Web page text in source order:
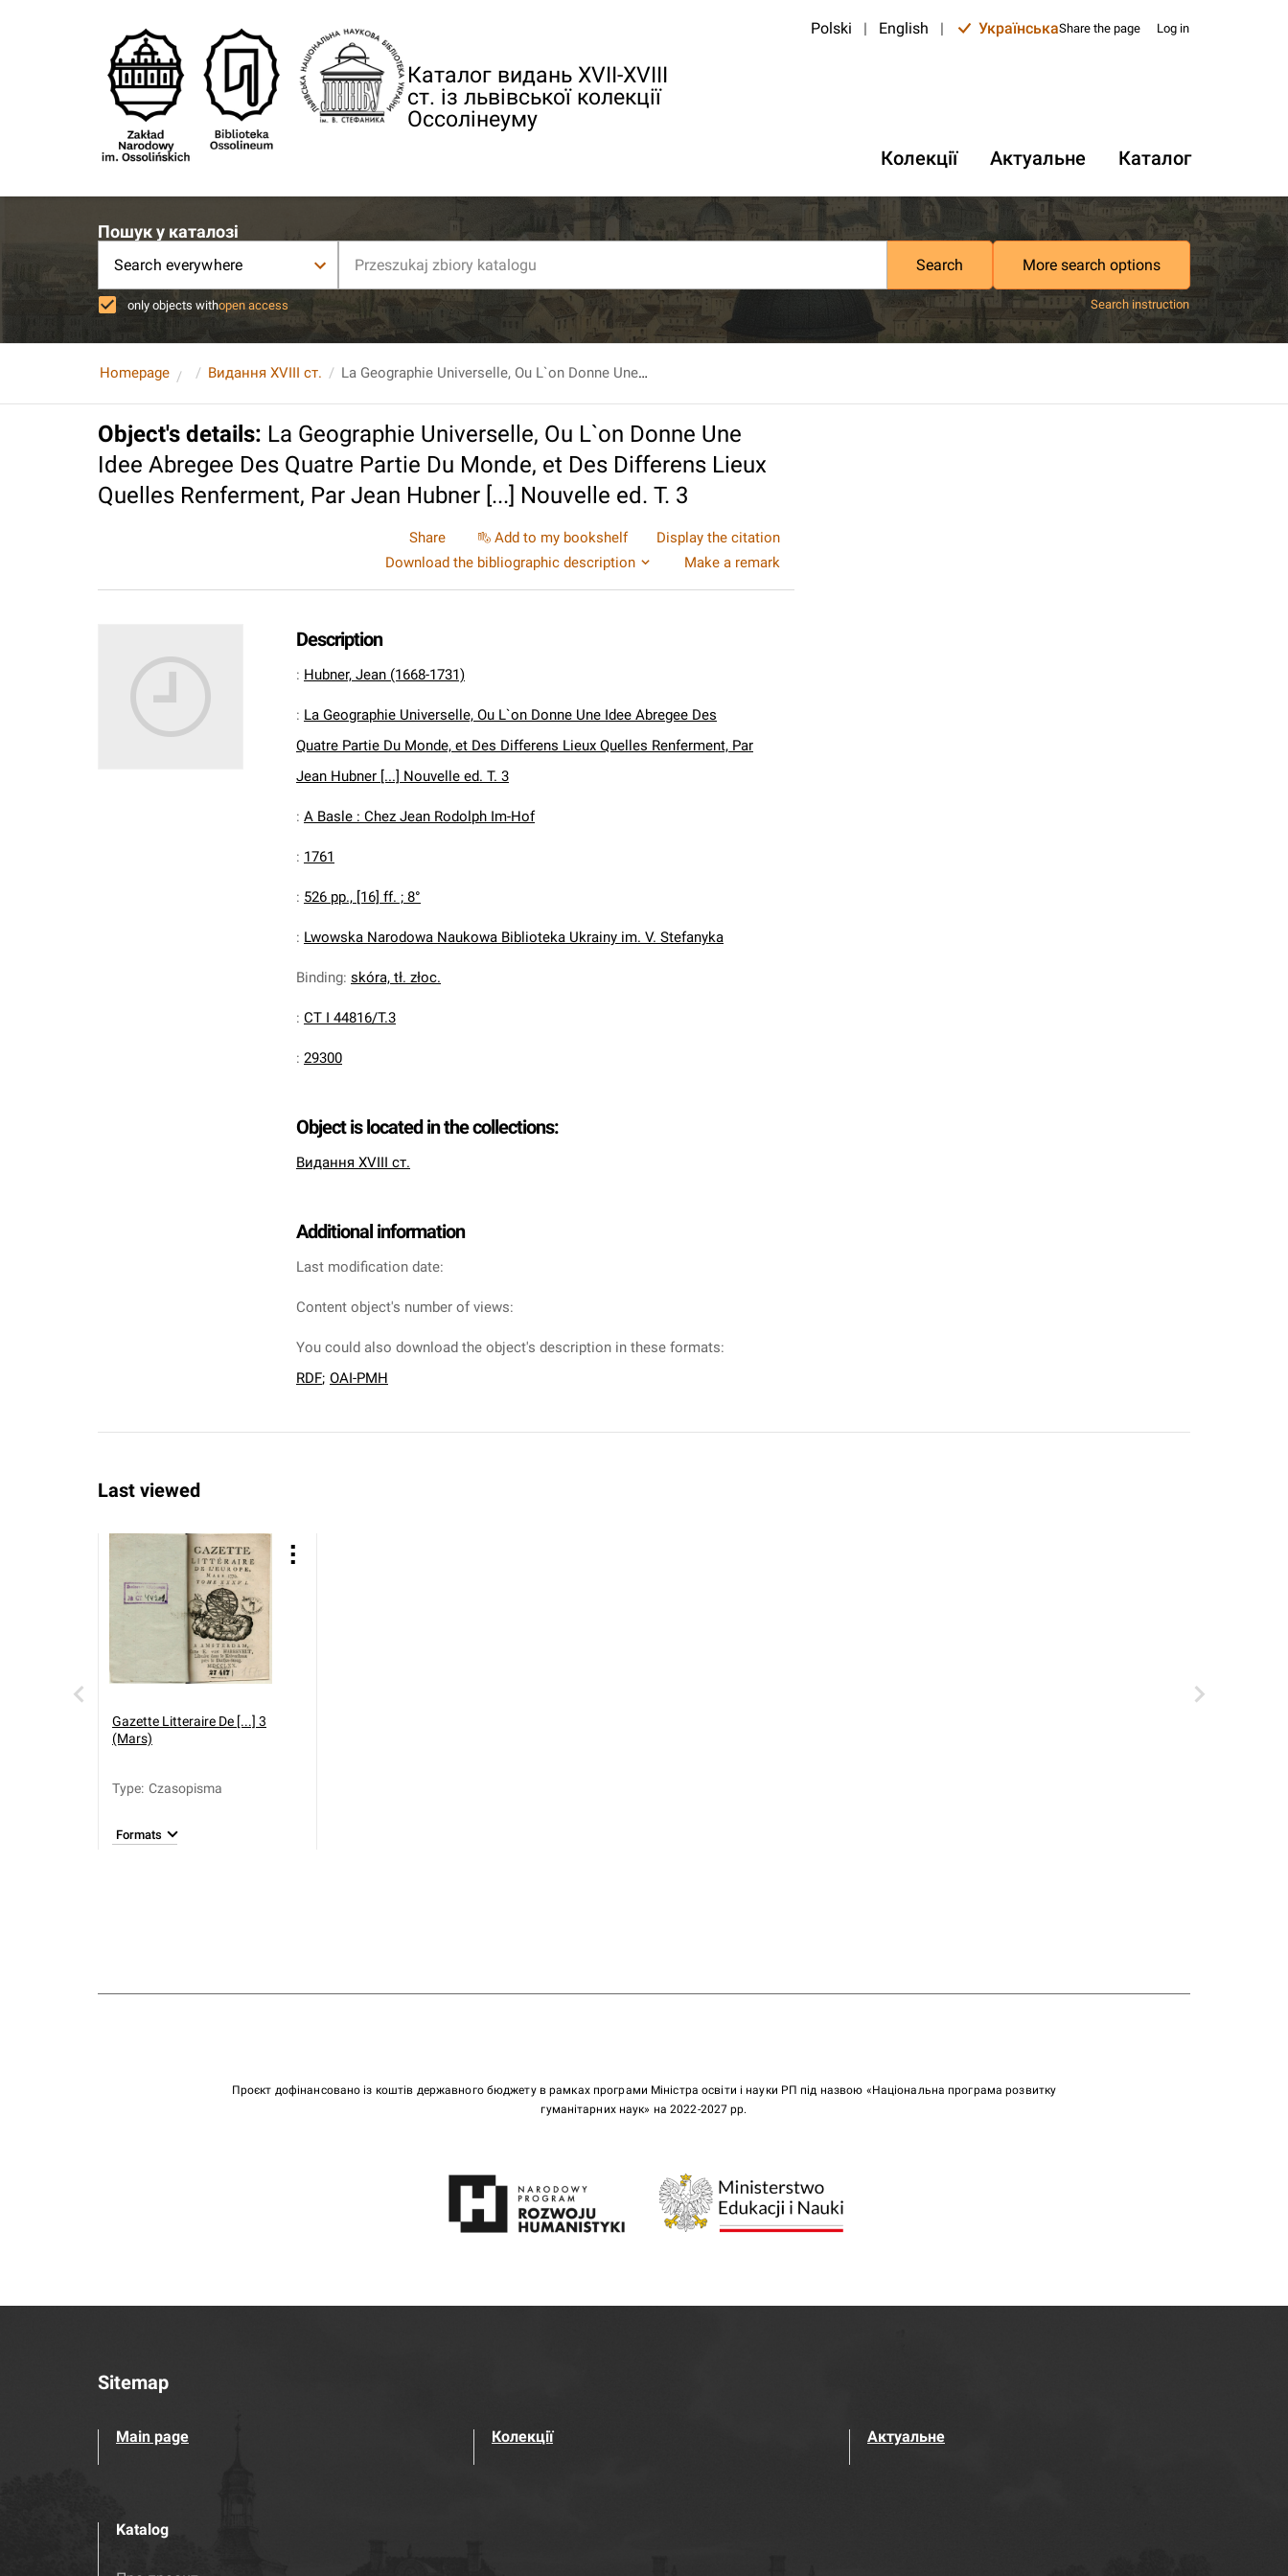
Каталог видань XVII-XVIII
ст. із львівської колекції
Оссолінеуму
Polski | English | УкраїнськаShare the page Log in
Колекції Актуальне Каталог
Пошук у каталозі
Search everywhere Search More search options
only objects withopen access Search instruction
Homepage Видання XVIII ст. La Geographie Universelle, Ou L`on Donne Une Idee Abregee Des Quatre Partie Du Monde, et Des Differens Lieux Quelles Renferment, Par Jean Hubner [...] Nouvelle ed. T. 3
Object's details: La Geographie Universelle, Ou L`on Donne Une
Idee Abregee Des Quatre Partie Du Monde, et Des Differens Lieux
Quelles Renferment, Par Jean Hubner [...] Nouvelle ed. T. 3
Share Add to my bookshelf
Display the citation
Download the bibliographic description
Make a remark
Description
: Hubner, Jean (1668-1731)
: La Geographie Universelle, Ou L`on Donne Une Idee Abregee Des
Quatre Partie Du Monde, et Des Differens Lieux Quelles Renferment, Par
Jean Hubner [...] Nouvelle ed. T. 3
: A Basle : Chez Jean Rodolph Im-Hof
: 1761
: 526 pp., [16] ff. ; 8°
: Lwowska Narodowa Naukowa Biblioteka Ukrainy im. V. Stefanyka
Binding: skóra, tł. złoc.
: CT I 44816/T.3
: 29300
Object is located in the collections:
Видання XVIII ст.
Additional information
Last modification date:
Content object's number of views:
You could also download the object's description in these formats:
RDF; OAI-PMH
Last viewed
Gazette Litteraire De [...] 3
(Mars)
Type: Czasopisma
Formats
Проєкт дофінансовано із коштів державного бюджету в рамках програми Міністра освіти і науки РП під назвою «Національна програма розвитку
гуманітарних наук» на 2022-2027 рр.
Sitemap
Main page Колекції Актуальне
Katalog